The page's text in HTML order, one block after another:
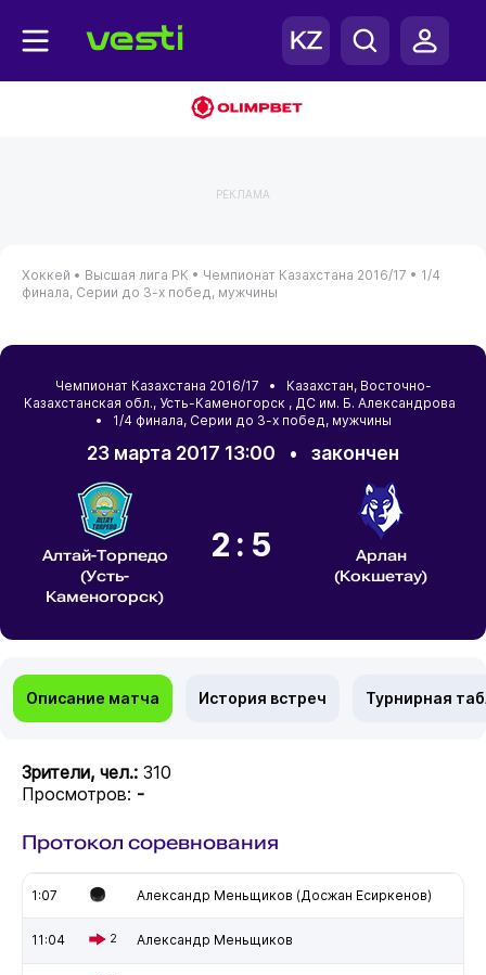
РЕКЛАМА
Хоккей • Высшая лига РК • Чемпионат Казахстана 2016/17 • 1/4
финала, Серии до 3-х побед, мужчины
Чемпионат Казахстана 2016/17 • Казахстан, Восточно-
Казахстанская обл., Усть-Каменогорск , ДС им. Б. Александрова
• 1/4 финала, Серии до 3-х побед, мужчины
23 марта 2017 13:00 • закончен
Алтай-Торпедо
(Усть-
Каменогорск)
2:5
Арлан
(Кокшетау)
Описание матча История встреч Турнирная
Зрители, чел.: 310
Просмотров: -
Протокол соревнования
1:07 Александр Меньщиков (Досжан Есиркенов)
11:04 2 Александр Меньщиков